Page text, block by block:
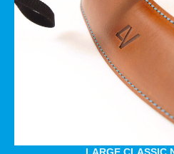
LARGE CLASSIC